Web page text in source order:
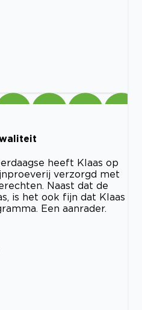
heeft Klaas op
verzorgd met
Naast dat de
is het ook fijn dat Klaas
Een aanrader.